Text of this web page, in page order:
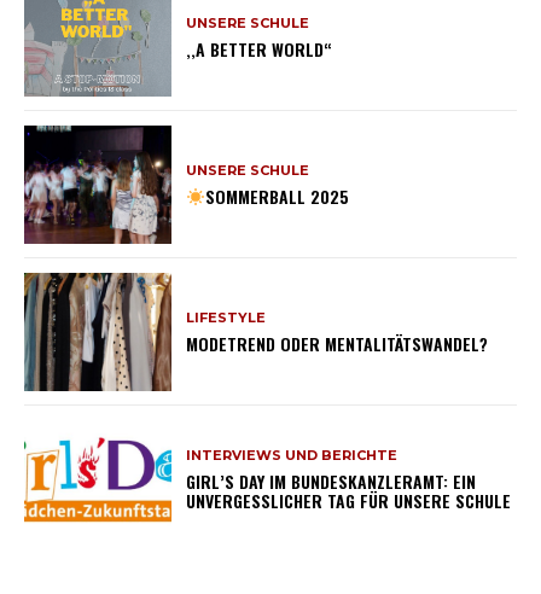
UNSERE SCHULE
,,A BETTER WORLD“
UNSERE SCHULE
SOMMERBALL 2025
LIFESTYLE
MODETREND ODER MENTALITÄTSWANDEL?
INTERVIEWS UND BERICHTE
GIRL’S DAY IM BUNDESKANZLERAMT: EIN
UNVERGESSLICHER TAG FÜR UNSERE SCHULE